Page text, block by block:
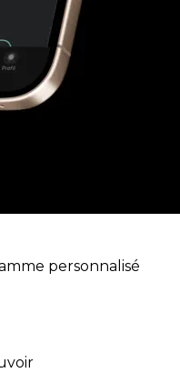
personnalisé